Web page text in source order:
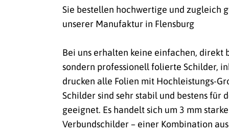
Sie bestellen hochwertige und zugleich
unserer Manufaktur in Flensburg
Bei uns erhalten keine einfachen, direkt
sondern professionell folierte Schilder,
drucken alle Folien mit Hochleistungs-
Schilder sind sehr stabil und bestens für
geeignet. Es handelt sich um 3 mm
Verbundschilder – einer Kombination